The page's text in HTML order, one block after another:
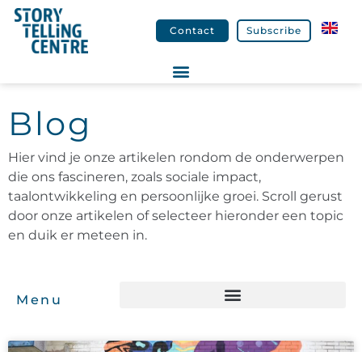
Contact Subscribe
Blog
Hier vind je onze artikelen rondom de onderwerpen
die ons fascineren, zoals sociale impact,
taalontwikkeling en persoonlijke groei. Scroll gerust
door onze artikelen of selecteer hieronder een topic
en duik er meteen in.
Menu